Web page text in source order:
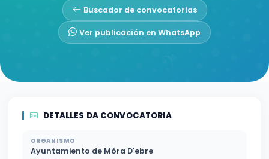
Buscador de convocatorias
Ver publicación en WhatsApp
DETALLES DA CONVOCATORIA
ORGANISMO
Ayuntamiento de Móra D'ebre